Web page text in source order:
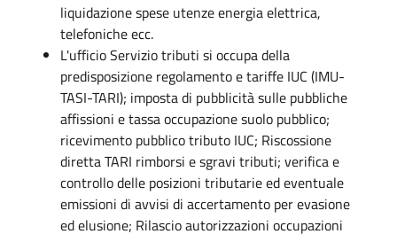
liquidazione spese utenze energia elettrica,
telefoniche ecc.
L'ufficio Servizio tributi si occupa della
predisposizione regolamento e tariffe IUC (IMU-
TASI-TARI); imposta di pubblicità sulle pubbliche
affissioni e tassa occupazione suolo pubblico;
ricevimento pubblico tributo IUC; Riscossione
diretta TARI rimborsi e sgravi tributi; verifica e
controllo delle posizioni tributarie ed eventuale
emissioni di avvisi di accertamento per evasione
ed elusione; Rilascio autorizzazioni occupazioni